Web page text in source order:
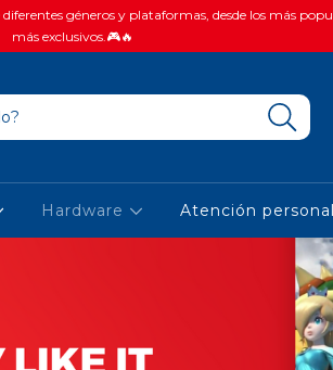
géneros y plataformas, desde los más
más exclusivos.🎮🔥
Hardware Atención